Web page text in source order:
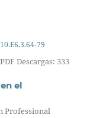
79
PDF Descargas: 333
el
Professional